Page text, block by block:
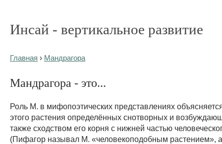
Инсай - вертикальное развитие
Главная › Мандрагора
Мандрагора - это...
Роль M. в мифопоэтических представлениях
этого растения определённых снотворных и
также сходством его корня с нижней частью
(Пифагор называл M. «человекоподобным растением»,